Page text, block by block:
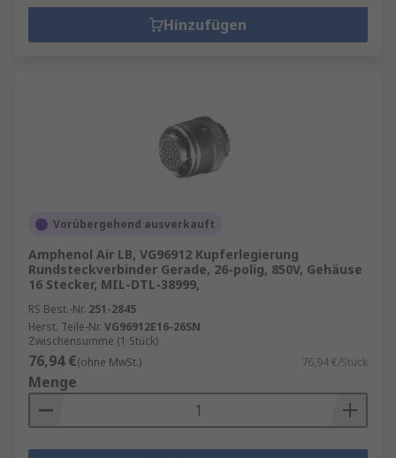
Hinzufügen
Vorübergehend ausverkauft
Amphenol Air LB, VG96912 Kupferlegierung
Rundsteckverbinder Gerade, 26-polig, 850V, Gehäuse
16 Stecker, MIL-DTL-38999,
RS Best.-Nr. 251-2845
Herst. Teile-Nr. VG96912E16-26SN
Zwischensumme (1 Stück)
76,94 €(ohne MwSt.) 76,94 €/Stück
Menge